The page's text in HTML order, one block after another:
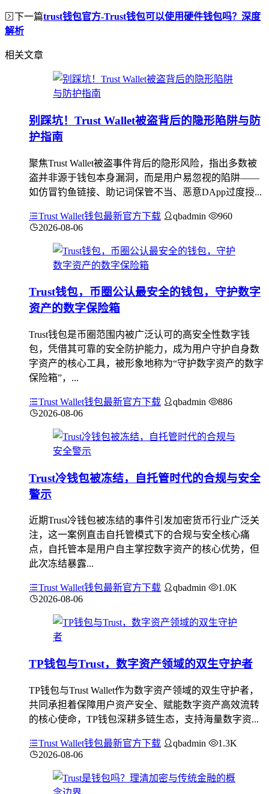
下一篇trust钱包官方-Trust钱包可以使用硬件钱包吗？深度
解析
相关文章
别踩坑！Trust Wallet被盗背后的隐形陷阱与防
护指南
聚焦Trust Wallet被盗事件背后的隐形风险，指出多数被
盗并非源于钱包本身漏洞，而是用户易忽视的陷阱——
如仿冒钓鱼链接、助记词保管不当、恶意DApp过度授...
Trust Wallet钱包最新官方下载 qbadmin
960
2026-08-06
Trust钱包，币圈公认最安全的钱包，守护数字
资产的数字保险箱
Trust钱包是币圈范围内被广泛认可的高安全性数字钱
包，凭借其可靠的安全防护能力，成为用户守护自身数
字资产的核心工具，被形象地称为“守护数字资产的数字
保险箱”，...
Trust Wallet钱包最新官方下载 qbadmin
886
2026-08-06
Trust冷钱包被冻结，自托管时代的合规与安全
警示
近期Trust冷钱包被冻结的事件引发加密货币行业广泛关
注，这一案例直击自托管模式下的合规与安全核心痛
点，自托管本是用户自主掌控数字资产的核心优势，但
此次冻结暴露...
Trust Wallet钱包最新官方下载 qbadmin
1.0K
2026-08-06
TP钱包与Trust，数字资产领域的双生守护者
TP钱包与Trust Wallet作为数字资产领域的双生守护者，
共同承担着保障用户资产安全、赋能数字资产高效流转
的核心使命，TP钱包深耕多链生态，支持海量数字资...
Trust Wallet钱包最新官方下载 qbadmin
1.3K
2026-08-06